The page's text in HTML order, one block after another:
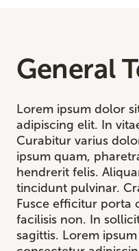
General
Lorem ipsum dolor
adipiscing elit. In
Curabitur varius
ipsum quam,
hendrerit felis.
tincidunt pulvinar.
Fusce efficitur porta
facilisis non. In
sagittis. Lorem